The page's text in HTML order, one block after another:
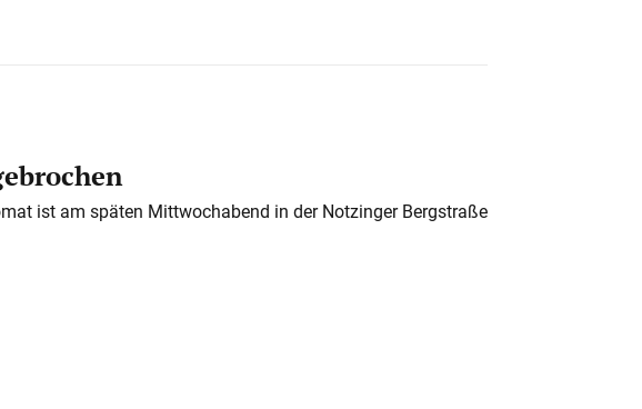
ist am späten Mittwochabend in der Notzinger Bergstraße